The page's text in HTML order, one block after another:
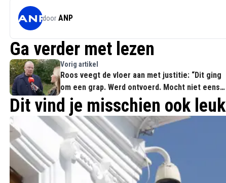
door ANP
Ga verder met lezen
Vorig artikel
Roos veegt de vloer aan met justitie: “Dit ging
om een grap. Werd ontvoerd. Mocht niet eens
bellen"
Dit vind je misschien ook leuk